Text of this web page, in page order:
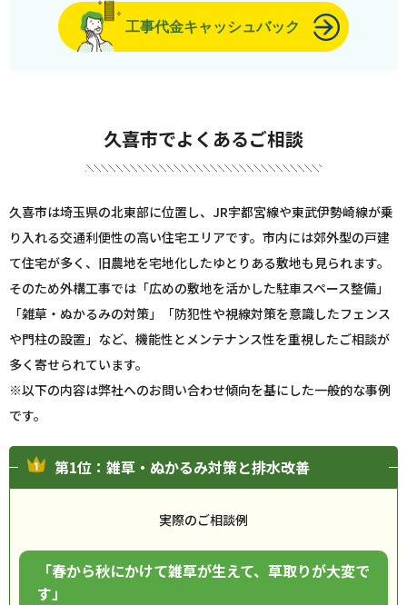
工事代金キャッシュバック
久喜市でよくあるご相談
久喜市は埼玉県の北東部に位置し、JR宇都宮線や東武伊勢崎線が乗
り入れる交通利便性の高い住宅エリアです。市内には郊外型の戸建
て住宅が多く、旧農地を宅地化したゆとりある敷地も見られます。
そのため外構工事では「広めの敷地を活かした駐車スペース整備」
「雑草・ぬかるみの対策」「防犯性や視線対策を意識したフェンス
や門柱の設置」など、機能性とメンテナンス性を重視したご相談が
多く寄せられています。
※以下の内容は弊社へのお問い合わせ傾向を基にした一般的な事例
です。
第1位：雑草・ぬかるみ対策と排水改善
実際のご相談例
「春から秋にかけて雑草が生えて、草取りが大変で
す」